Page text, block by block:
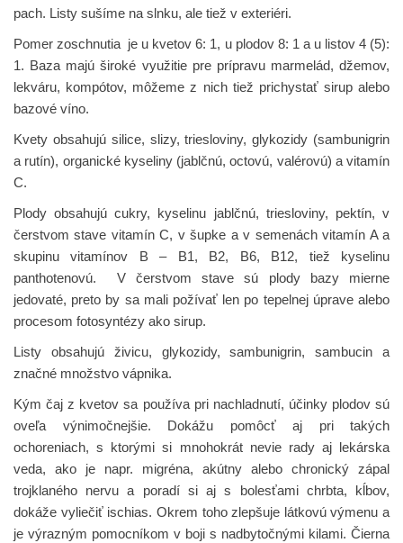
pach. Listy sušíme na slnku, ale tiež v exteriéri.
Pomer zoschnutia je u kvetov 6: 1, u plodov 8: 1 a u listov 4 (5):
1. Baza majú široké využitie pre prípravu marmelád, džemov,
lekváru, kompótov, môžeme z nich tiež prichystať sirup alebo
bazové víno.
Kvety obsahujú silice, slizy, triesloviny, glykozidy (sambunigrin
a rutín), organické kyseliny (jablčnú, octovú, valérovú) a vitamín
C.
Plody obsahujú cukry, kyselinu jablčnú, triesloviny, pektín, v
čerstvom stave vitamín C, v šupke a v semenách vitamín A a
skupinu vitamínov B – B1, B2, B6, B12, tiež kyselinu
panthotenovú. V čerstvom stave sú plody bazy mierne
jedovaté, preto by sa mali požívať len po tepelnej úprave alebo
procesom fotosyntézy ako sirup.
Listy obsahujú živicu, glykozidy, sambunigrin, sambucin a
značné množstvo vápnika.
Kým čaj z kvetov sa používa pri nachladnutí, účinky plodov sú
oveľa výnimočnejšie. Dokážu pomôcť aj pri takých
ochoreniach, s ktorými si mnohokrát nevie rady aj lekárska
veda, ako je napr. migréna, akútny alebo chronický zápal
trojklaného nervu a poradí si aj s bolesťami chrbta, kĺbov,
dokáže vyliečiť ischias. Okrem toho zlepšuje látkovú výmenu a
je výrazným pomocníkom v boji s nadbytočnými kilami. Čierna